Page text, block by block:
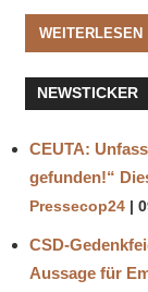
WEITERLESEN
NEWSTICKER
CEUTA:
gefunden!“
Pressecop24
CSD-
Aussage für